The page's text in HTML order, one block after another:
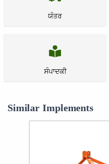
ਯੰਤਰ
ਸੰਪਾਦਕੀ
Similar Implements